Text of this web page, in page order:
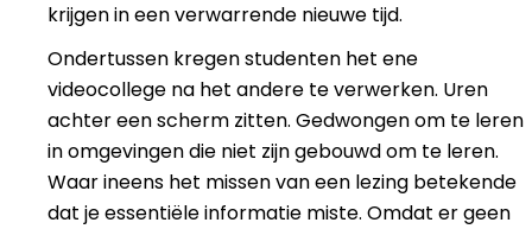
krijgen in een verwarrende nieuwe tijd.
Ondertussen kregen studenten het ene
videocollege na het andere te verwerken. Uren
achter een scherm zitten. Gedwongen om te leren
in omgevingen die niet zijn gebouwd om te leren.
Waar ineens het missen van een lezing betekende
dat je essentiële informatie miste. Omdat er geen